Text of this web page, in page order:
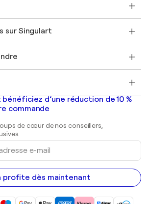
commercial
d'art original
qu'Artiste
sur Singulart
à vendre
d’une réduction de 10 %
commande
de cœur de nos conseillers,
profite dès maintenant